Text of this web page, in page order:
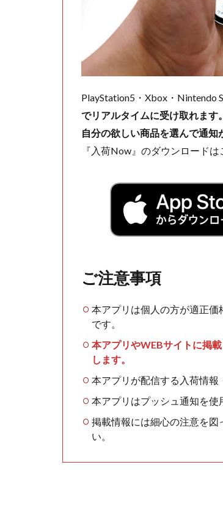
PlayStation5・Xbox・Nintendo
でリアルタイムに受け取れます。
自分の欲しい商品を選んで通知
『入荷Now』のダウンロードは
ご注意事項
本アプリは個人の方が適正価
です。
本アプリやWEBサイトに掲
します。
本アプリが配信する入荷情報
本アプリはプッシュ通知を使
掲載情報には細心の注意を
い。